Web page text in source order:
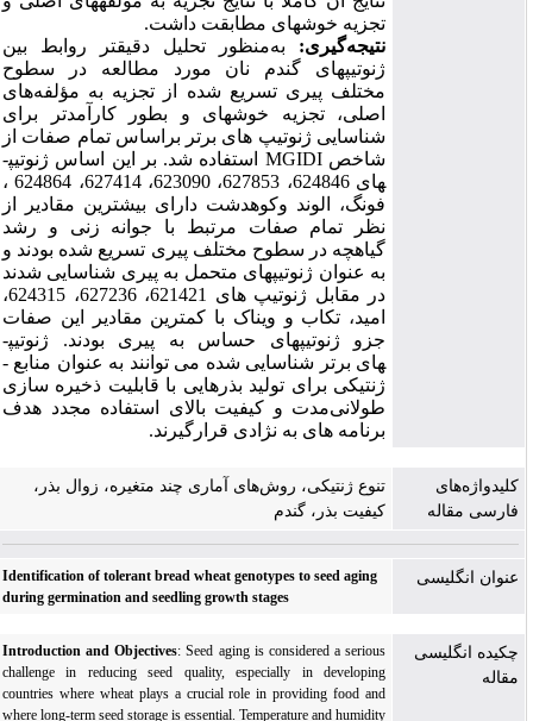
تجزیه خوشه­ای مطابقت داشت.
نتیجه‌گیری: بهمنظور تحلیل دقیق­تر روابط بین
ژنوتیپ­های گندم نان مورد مطالعه در سطوح
مختلف پیری تسریع شده از تجزیه به مؤلفه‌های
اصلی، تجزیه خوشه­ای و بطور کارآمدتر برای
شناسایی ژنوتیپ­ های برتر براساس تمام صفات از
شاخص MGIDI استفاده شد.بر این اساس ژنوتیپ­
های 624846، 627853، 623090، 627414، 624864 ،
فونگ، الوند وکوهدشت دارای بیشترین مقادیر از
نظر تمام صفات مرتبط با جوانه­ زنی و رشد
گیاهچه در سطوح مختلف پیری تسریع شده بودند و
به ­عنوانژنوتیپ­های متحمل به پیری شناسایی شدند
در مقابل ژنوتیپ­ های 621421، 627236، 624315،
امید، تکاب و ویناک با کمترین مقادیر این صفات
جزو ژنوتیپ­های حساس به پیری بودند. ژنوتیپ­
هایبرتر شناسایی­ شده می­ توانند به­ عنوان منابع ­
ژنتیکی برای تولید بذرهایی با قابلیت ذخیره­ سازی
طولانی‌مدت و کیفیت بالای استفاده مجدد هدف
برنامه­ های به نژادی قرارگیرند.
کلیدواژه‌های
فارسی مقاله
تنوع ژنتیکی، روش‌های آماری چند متغیره، زوال بذر،
کیفیت بذر، گندم
عنوان انگلیسی
Identification of tolerant bread wheat genotypes to seed aging
during germination and seedling growth stages
چکیده انگلیسی
مقاله
Introduction and Objectives: Seed aging is considered a serious
challenge in reducing seed quality, especially in developing
countries where wheat plays a crucial role in providing food and
where long-term seed storage is essential. Temperature and humidity